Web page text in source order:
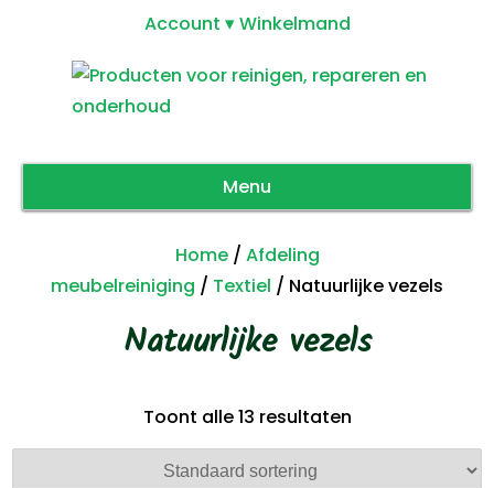
Account Winkelmand
Menu
Home/ Afdeling
meubelreiniging / Textiel / Natuurlijke vezels
Natuurlijke vezels
Toont alle 13 resultaten